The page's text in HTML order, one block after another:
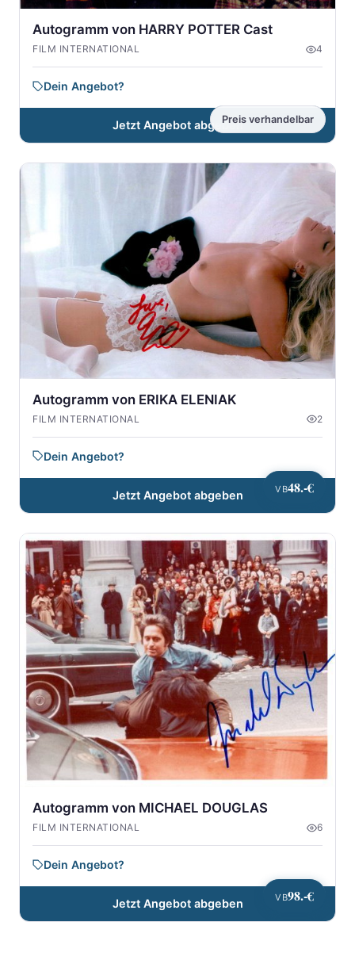
Preis verhandelbar
Autogramm von HARRY POTTER Cast
FILM INTERNATIONAL 4
Dein Angebot?
Jetzt Angebot abgeben
VB48.-€
Autogramm von ERIKA ELENIAK
FILM INTERNATIONAL 2
Dein Angebot?
Jetzt Angebot abgeben
VB98.-€
Autogramm von MICHAEL DOUGLAS
FILM INTERNATIONAL 6
Dein Angebot?
Jetzt Angebot abgeben